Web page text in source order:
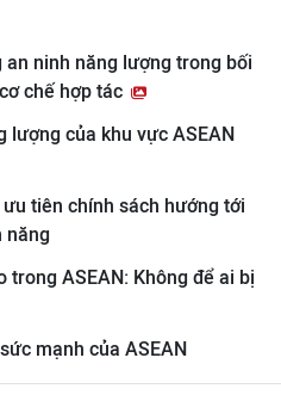
an ninh năng lượng trong bối
chế hợp tác
lượng của khu vực ASEAN
tiên chính sách hướng tới
năng
trong ASEAN: Không để ai bị
mạnh của ASEAN